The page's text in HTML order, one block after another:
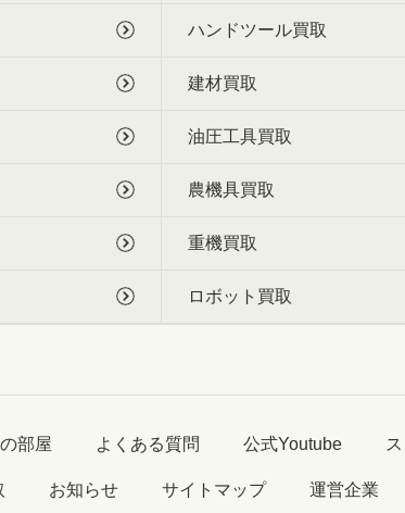
ハンドツール買取
建材買取
油圧工具買取
農機具買取
重機買取
ロボット買取
部屋 よくある質問 公式Youtube
お知らせ サイトマップ 運営企業